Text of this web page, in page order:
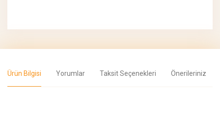
Ürün Bilgisi Yorumlar Taksit Seçenekleri Önerileriniz